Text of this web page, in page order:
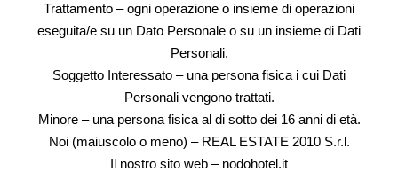
Trattamento – ogni operazione o insieme di operazioni
eseguita/e su un Dato Personale o su un insieme di Dati
Personali.
Soggetto Interessato – una persona fisica i cui Dati
Personali vengono trattati.
Minore– una persona fisica al di sotto dei 16 anni di età.
Noi(maiuscolo o meno) – REAL ESTATE 2010 S.r.l.
Il nostro sito web – nodohotel.it